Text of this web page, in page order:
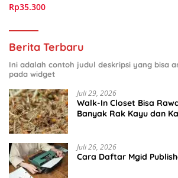
Rp35.300
Berita Terbaru
Ini adalah contoh judul deskripsi yang bisa
pada widget
Juli 29, 2026
Walk-In Closet Bisa
Banyak Rak Kayu dan
Juli 26, 2026
Cara Daftar Mgid